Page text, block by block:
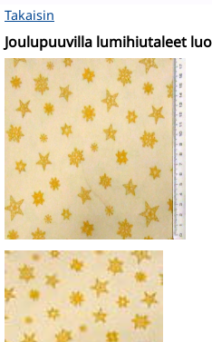
Takaisin
Joulupuuvilla lumihiutaleet